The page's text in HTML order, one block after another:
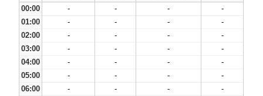
00:00
- - -
-
01:00
- - -
-
02:00
- - -
-
03:00
- - -
-
04:00
- - -
-
05:00
- - -
-
06:00
- - -
-